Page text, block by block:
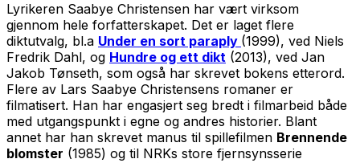
Lyrikeren Saabye Christensen har vært virksom
gjennom hele forfatterskapet. Det er laget flere
diktutvalg, bl.a Under en sort paraply (1999), ved Niels
Fredrik Dahl, og Hundre og ett dikt (2013), ved Jan
Jakob Tønseth, som også har skrevet bokens etterord.
Flere av Lars Saabye Christensens romaner er
filmatisert. Han har engasjert seg bredt i filmarbeid både
med utgangspunkt i egne og andres historier. Blant
annet har han skrevet manus til spillefilmen Brennende
blomster (1985) og til NRKs store fjernsynsserie